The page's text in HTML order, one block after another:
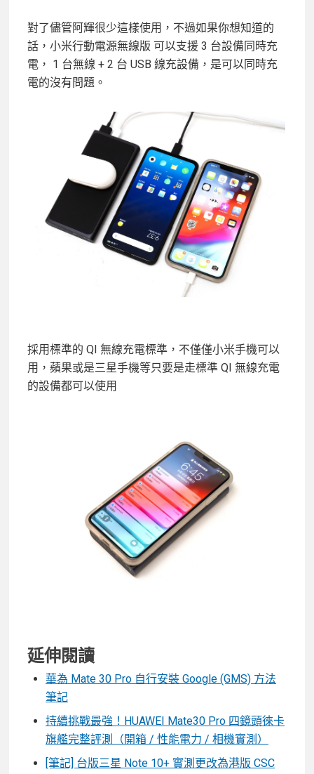
對了儘管阿輝很少這樣使用，不過如果你想知道的
話，小米行動電源無線版 可以支援 3 台設備同時充
電， 1 台無線 + 2 台 USB 線充設備，是可以同時充
電的沒有問題。
採用標準的 QI 無線充電標準，不僅僅小米手機可以
用，蘋果或是三星手機等只要是走標準 QI 無線充電
的設備都可以使用
延伸閱讀
華為 Mate 30 Pro 自行安裝 Google (GMS) 方法
筆記
持續挑戰最強！HUAWEI Mate30 Pro 四鏡頭徠卡
旗艦完整評測（開箱 / 性能電力 / 相機實測）
[筆記] 台版三星 Note 10+ 實測更改為港版 CSC